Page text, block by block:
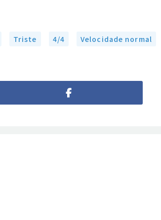
Triste 4/4 Velocidade normal